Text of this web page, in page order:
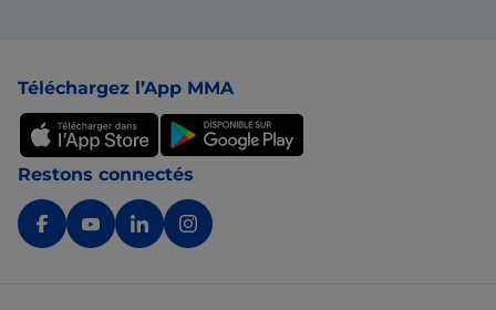
Téléchargez l’App MMA
Restons connectés